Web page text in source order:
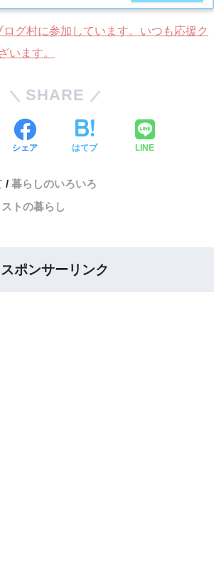
ログ村に参加しています。いつも応援ク
います。
SHARE
シェア はてブ LINE
暮らしのいろいろ
トの暮らし
スポンサーリンク